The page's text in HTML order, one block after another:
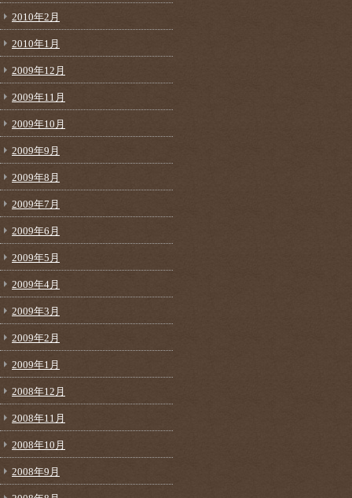
2010年2月
2010年1月
2009年12月
2009年11月
2009年10月
2009年9月
2009年8月
2009年7月
2009年6月
2009年5月
2009年4月
2009年3月
2009年2月
2009年1月
2008年12月
2008年11月
2008年10月
2008年9月